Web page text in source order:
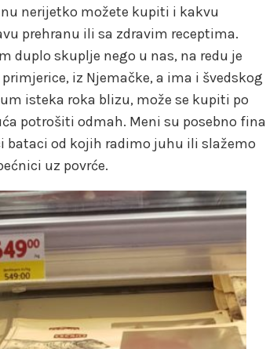
nerijetko možete kupiti i kakvu
prehranu ili sa zdravim receptima.
duplo skuplje nego u nas, na redu je
iz Njemačke, a ima i švedskog
isteka roka blizu, može se kupiti po
potrošiti odmah. Meni su posebno fina
bataci od kojih radimo juhu ili slažemo
uz povrće.